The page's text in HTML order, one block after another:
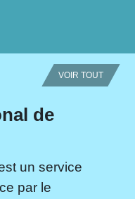
VOIR TOUT
de
un service
par le